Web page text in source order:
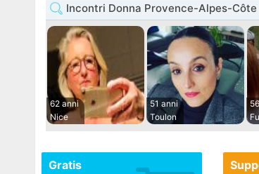
Incontri Donna Provence-Alpes-Côte
62 anni
Nice
51 anni
Toulon
Gratis